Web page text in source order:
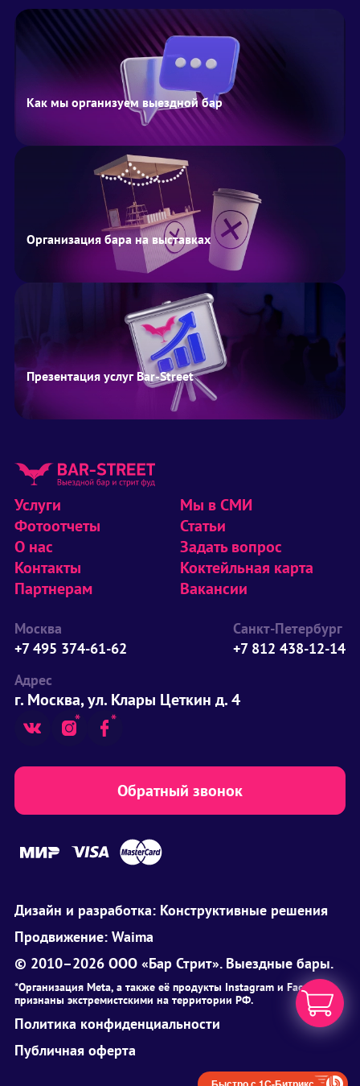
Как мы организуем выездной бар
Организация бара на выставках
Презентация услуг Bar-Street
Услуги
Фотоотчеты
О нас
Контакты
Партнерам
Мы в СМИ
Статьи
Задать вопрос
Коктейльная карта
Вакансии
Москва
+7 495 374-61-62
Санкт-Петербург
+7 812 438-12-14
Адрес
г. Москва, ул. Клары Цеткин д. 4
Обратный звонок
Дизайн и разработка: Конструктивные решения
Продвижение: Waima
© 2010–2026 ООО «Бар Стрит». Выездные бары.
*Организация Meta, а также её продукты Instagram и Facebook
признаны экстремистскими на территории РФ.
Политика конфиденциальности
Публичная оферта